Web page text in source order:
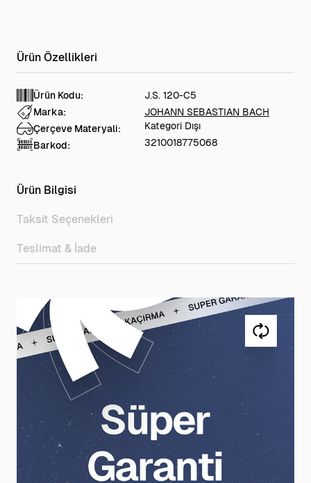
Ürün Kodu:
J.S. 120-C5
Marka:
JOHANN SEBASTIAN BACH
Çerçeve Materyali:
Kategori Dışı
Barkod:
3210018775068
Ürün Bilgisi
Taksit Seçenekleri
Teslimat & İade